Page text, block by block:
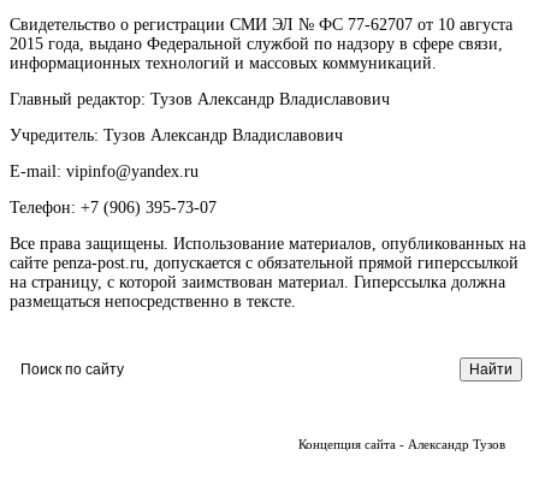
Свидетельство о регистрации СМИ ЭЛ № ФС 77-62707 от 10 августа
2015 года, выдано Федеральной службой по надзору в сфере связи,
информационных технологий и массовых коммуникаций.
Главный редактор: Тузов Александр Владиславович
Учредитель: Тузов Александр Владиславович
E-mail: vipinfo@yandex.ru
Телефон: +7 (906) 395-73-07
Все права защищены. Использование материалов, опубликованных на
сайте penza-post.ru, допускается с обязательной прямой гиперссылкой
на страницу, с которой заимствован материал. Гиперссылка должна
размещаться непосредственно в тексте.
Концепция сайта - Александр Тузов